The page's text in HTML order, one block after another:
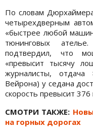
По словам
четырехдверным
«быстрее любой
тюнинговых
подтвердил, что
«превысит тысячу
журналисты,
Вейрона) у седана
скорость превысит 376
СМОТРИ ТАКЖЕ:
на горных дорогах